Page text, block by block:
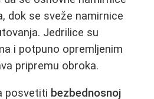
dok se sveže namirnice
Jedrilice su
i potpuno opremljenim
pripremu obroka.
posvetiti bezbednosnoj